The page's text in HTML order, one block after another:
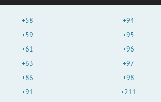
+58
+59
+61
+63
+86
+91
+94
+95
+96
+97
+98
+211